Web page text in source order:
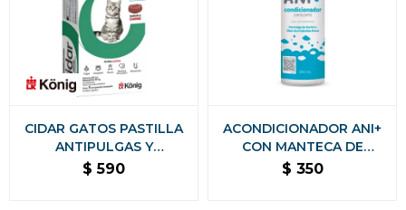
CIDAR GATOS PASTILLA
ANTIPULGAS Y
ANTIGARRAPATAS KONIG
$ 590
ACONDICIONADOR ANI+
CON MANTECA DE
KARITÉ Y ACEITE DE
$ 350